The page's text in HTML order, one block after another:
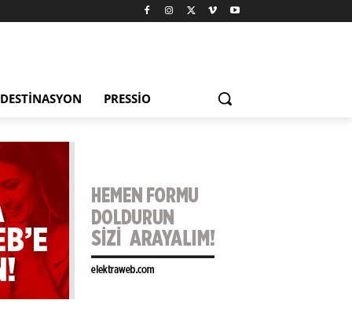
DESTINASYON PRESSIO